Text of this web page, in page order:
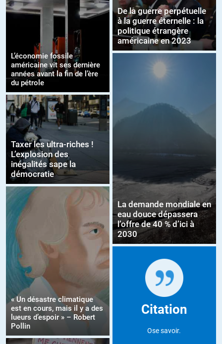
L’économie fossile
américaine vit ses dernière
années avant la fin de l’ère
du pétrole
Taxer les ultra-riches !
L’explosion des
inégalités sape la
démocratie
« Un désastre climatique
est en cours, mais il y a des
lueurs d’espoir » – Robert
Pollin
De la guerre perpétuelle
à la guerre éternelle : la
politique étrangère
américaine en 2023
La demande mondiale en
eau douce dépassera
l’offre de 40 % d’ici à
2030
Citation
Ose savoir.